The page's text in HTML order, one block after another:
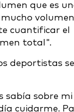
que es
cuantificar el
total".
deportistas se
sabía sobre mi
cuidarme.